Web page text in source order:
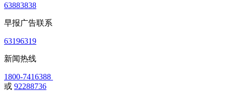
63883838
早报广告联系
63196319
新闻热线
1800-7416388
或 92288736